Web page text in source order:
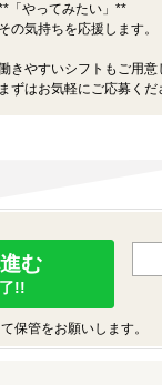
「やってみたい」**
その気持ちを応援します。
きやすいシフトもご用意
まずはお気軽にご応募くだ
む
!!
保管をお願いします。